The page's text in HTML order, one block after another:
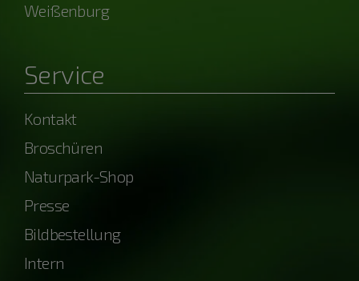
Weißenburg
Service
Kontakt
Broschüren
Naturpark-Shop
Presse
Bildbestellung
Intern